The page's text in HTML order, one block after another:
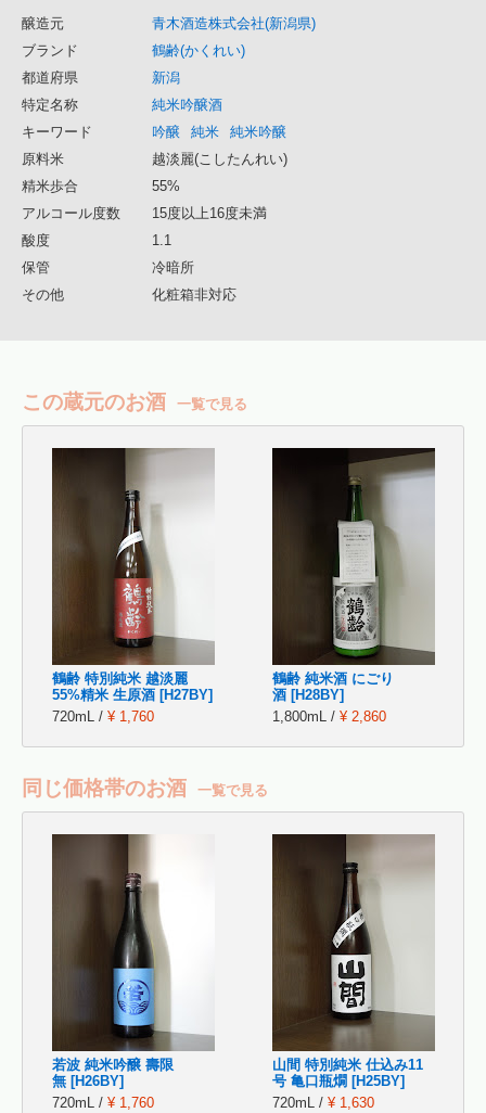
醸造元
青木酒造株式会社(新潟県)
ブランド
鶴齢(かくれい)
都道府県
新潟
特定名称
純米吟醸酒
キーワード
吟醸 純米
純米吟醸
原料米
越淡麗(こしたんれい)
精米歩合
55%
アルコール度数
15度以上16度未満
酸度
1.1
保管
冷暗所
その他
化粧箱非対応
この蔵元のお酒 一覧で見る
鶴齢 特別純米 越淡麗
55%精米 生原酒 [H27BY]
720mL / ¥ 1,760
鶴齢 純米酒 にごり
酒 [H28BY]
1,800mL / ¥ 2,860
同じ価格帯のお酒 一覧で見る
若波 純米吟醸 壽限
無 [H26BY]
720mL / ¥ 1,760
山間 特別純米 仕込み11
号 亀口瓶燗 [H25BY]
720mL / ¥ 1,630